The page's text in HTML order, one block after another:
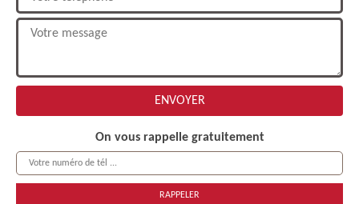
On vous rappelle gratuitement